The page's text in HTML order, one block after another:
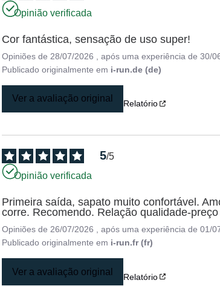
Opinião verificada
Cor fantástica, sensação de uso super!
Opiniões de 28/07/2026 , após uma experiência de30/
Publicado originalmente em i-run.de (de)
Ver a avaliação original Relatório
5/5
Opinião verificada
Primeira saída, sapato muito confortável.
corre. Recomendo. Relação qualidade-
Opiniões de 26/07/2026 , após uma experiência de01/
Publicado originalmente em i-run.fr (fr)
Ver a avaliação original Relatório